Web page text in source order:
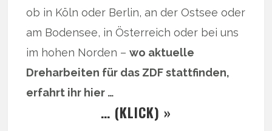
ob in Köln oder Berlin, an der Ostsee oder
am Bodensee, in Österreich oder bei uns
im hohen Norden –wo aktuelle
Dreharbeiten für das ZDF stattfinden,
erfahrt ihr hier …
… (KLICK) »